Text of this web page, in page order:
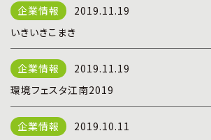
2019.11.19
いきいきこまき
2019.11.19
環境フェスタ江南2019
2019.10.11